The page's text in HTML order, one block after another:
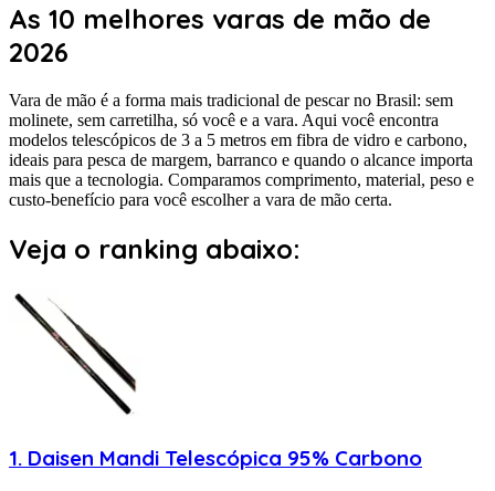
As 10 melhores varas de mão de
2026
Vara de mão é a forma mais tradicional de pescar no Brasil: sem
molinete, sem carretilha, só você e a vara. Aqui você encontra
modelos telescópicos de 3 a 5 metros em fibra de vidro e carbono,
ideais para pesca de margem, barranco e quando o alcance importa
mais que a tecnologia. Comparamos comprimento, material, peso e
custo-benefício para você escolher a vara de mão certa.
Veja o ranking abaixo:
1. Daisen Mandi Telescópica 95% Carbono